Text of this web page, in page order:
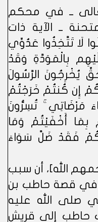
ــ في محكم
ــ الآية ذات
آمَنُوا لَا تَتَّخِذُوا عَدُوِّي
بِالْمَوَدَّةِ وَقَدْ
يُخْرِجُونَ الرَّسُولَ
إِن كُنتُمْ خَرَجْتُمْ
مَرْضَاتِي ۚ تُسِرُّونَ
بِمَا أَخْفَيْتُمْ وَمَا
فَقَدْ ضَلَّ سَوَاءَ
الله]، أن سبب
في قصة حاطب بن
صلى الله عليه
حاطب إلى قريش